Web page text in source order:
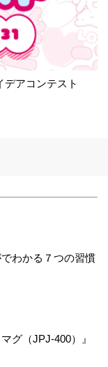
アコンテスト
でわかる７つの習慣
グ（JPJ-400）』